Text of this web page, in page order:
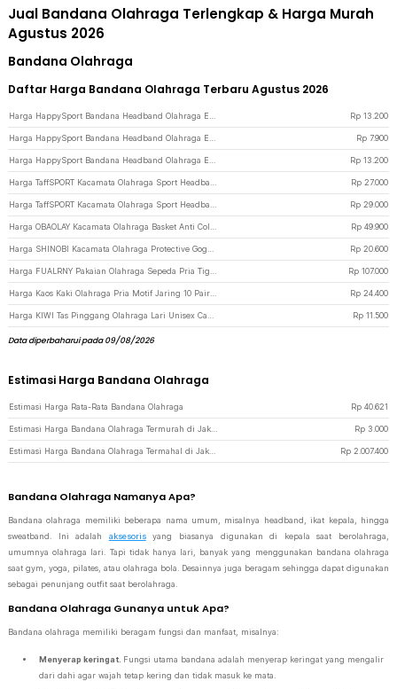
Jual Bandana Olahraga Terlengkap & Harga Murah
Agustus 2026
Bandana Olahraga
Daftar Harga Bandana Olahraga Terbaru Agustus 2026
Rp 13.200
Rp 7.900
Rp 13.200
Rp 27.000
Rp 29.000
Rp 49.900
Rp 20.600
Rp 107.000
Rp 24.400
Rp 11.500
Data diperbaharui pada 09/08/2026
Estimasi Harga Bandana Olahraga
Estimasi Harga Rata-Rata Bandana Olahraga Rp 40.621
Rp 3.000
Rp 2.007.400
Bandana Olahraga Namanya Apa?
Bandana olahraga memiliki beberapa nama umum, misalnya headband, ikat kepala, hingga
sweatband. Ini adalah aksesorisyang biasanya digunakan di kepala saat berolahraga,
umumnya olahraga lari. Tapi tidak hanya lari, banyak yang menggunakan bandana olahraga
saat gym, yoga, pilates, atau olahraga bola. Desainnya juga beragam sehingga dapat digunakan
sebagai penunjang outfit saat berolahraga.
Bandana Olahraga Gunanya untuk Apa?
Bandana olahraga memiliki beragam fungsi dan manfaat, misalnya:
Menyerap keringat. Fungsi utama bandana adalah menyerap keringat yang mengalir
dari dahi agar wajah tetap kering dan tidak masuk ke mata.